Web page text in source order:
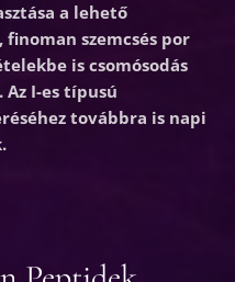
a lehető
finoman szemcsés por
is csomósodás
I-es típusú
továbbra is napi